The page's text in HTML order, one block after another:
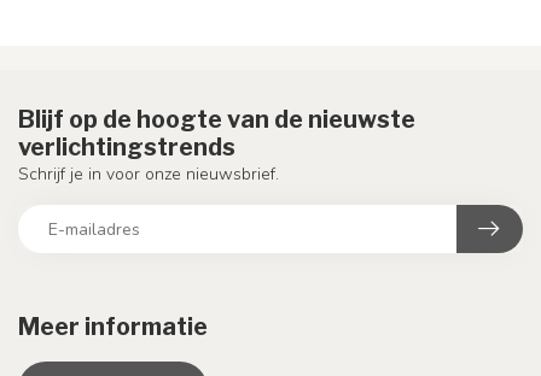
Meer informatie
Blijf op de hoogte van de nieuwste
verlichtingstrends
Schrijf je in voor onze nieuwsbrief.